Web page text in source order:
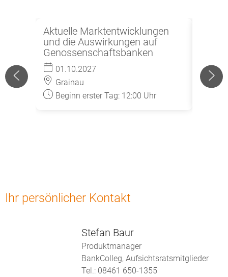
Aktuelle Marktentwicklungen
und die Auswirkungen auf
Genossenschaftsbanken
01.10.2027
Grainau
Beginn erster Tag: 12:00 Uhr
Ihr persönlicher Kontakt
Stefan Baur
Produktmanager
BankColleg, Aufsichtsratsmitglieder
Tel.: 08461 650-1355